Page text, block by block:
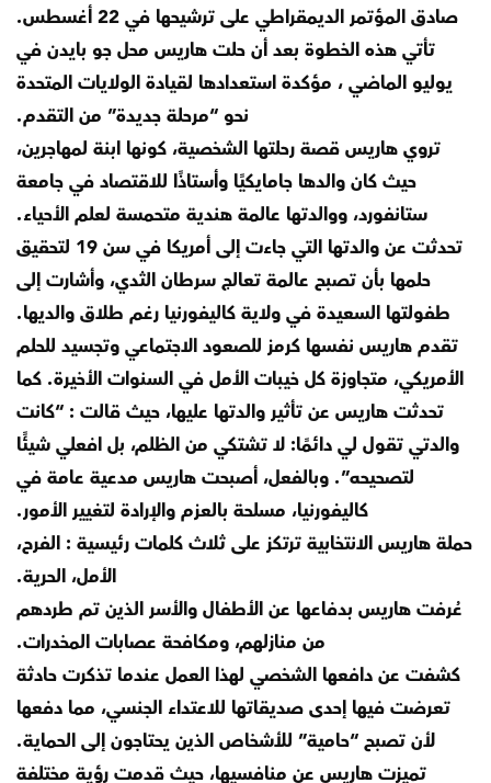
صادق المؤتمر الديمقراطي على ترشيحها في 22 أغسطس.
تأتي هذه الخطوة بعد أن حلت هاريس محل جو بايدن في
يوليو الماضي ، مؤكدة استعدادها لقيادة الولايات المتحدة
نحو “مرحلة جديدة” من التقدم.
تروي هاريس قصة رحلتها الشخصية، كونها ابنة لمهاجرين،
حيث كان والدها جامايكيًا وأستاذًا للاقتصاد في جامعة
ستانفورد، ووالدتها عالمة هندية متحمسة لعلم الأحياء.
تحدثت عن والدتها التي جاءت إلى أمريكا في سن 19 لتحقيق
حلمها بأن تصبح عالمة تعالج سرطان الثدي، وأشارت إلى
طفولتها السعيدة في ولاية كاليفورنيا رغم طلاق والديها.
تقدم هاريس نفسها كرمز للصعود الاجتماعي وتجسيد للحلم
الأمريكي، متجاوزة كل خيبات الأمل في السنوات الأخيرة. كما
تحدثت هاريس عن تأثير والدتها عليها، حيث قالت : “كانت
والدتي تقول لي دائمًا: لا تشتكي من الظلم، بل افعلي شيئًا
لتصحيحه”. وبالفعل، أصبحت هاريس مدعية عامة في
كاليفورنيا، مسلحة بالعزم والإرادة لتغيير الأمور.
حملة هاريس الانتخابية ترتكز على ثلاث كلمات رئيسية : الفرح،
الأمل، الحرية.
عُرفت هاريس بدفاعها عن الأطفال والأسر الذين تم طردهم
من منازلهم، ومكافحة عصابات المخدرات.
كشفت عن دافعها الشخصي لهذا العمل عندما تذكرت حادثة
تعرضت فيها إحدى صديقاتها للاعتداء الجنسي، مما دفعها
لأن تصبح “حامية” للأشخاص الذين يحتاجون إلى الحماية.
تميزت هاريس عن منافسيها، حيث قدمت رؤية مختلفة